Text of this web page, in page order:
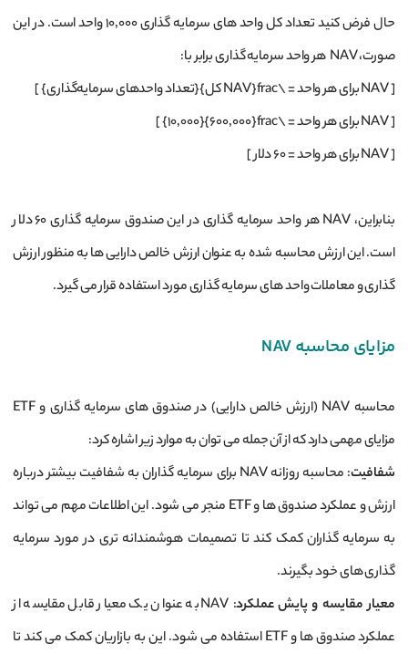
حال فرض کنید تعداد کل واحد های سرمایه ‌گذاری ۱۰٬۰۰۰ واحد است. در این
صورت، NAV هر واحد سرمایه ‌گذاری برابر با:
[ NAV برای هر واحد = \frac{NAV کل}{تعداد واحدهای سرمایه‌گذاری} ]
[ NAV برای هر واحد = \frac{۶۰۰٬۰۰۰}{۱۰٬۰۰۰} ]
[ NAV برای هر واحد = ۶۰ دلار ]
بنابراین، NAV هر واحد سرمایه ‌گذاری در این صندوق سرمایه‌ گذاری ۶۰ دلار
است. این ارزش محاسبه شده به عنوان ارزش خالص دارایی ‌ها به منظور ارزش‌
گذاری و معاملات واحد های سرمایه ‌گذاری مورد استفاده قرار می ‌گیرد.
مزایای محاسبه NAV
محاسبه NAV (ارزش خالص دارایی) در صندوق‌ های سرمایه‌ گذاری و ETF
مزایای مهمی دارد که از آن جمله می ‌توان به موارد زیر اشاره کرد:
شفافیت
: محاسبه روزانه NAV برای سرمایه ‌گذاران به شفافیت بیشتر درباره
ارزش و عملکرد صندوق ‌ها و ETF منجر می ‌شود. این اطلاعات مهم می ‌تواند
به سرمایه‌ گذاران کمک کند تا تصمیمات هوشمندانه‌ تری در مورد سرمایه
‌گذاری ‌های خود بگیرند.
معیار مقایسه و پایش عملکرد
: NAV به عنوان یک معیار قابل مقایسه از
عملکرد صندوق‌ ها و ETF استفاده می‌ شود. این به بازاریان کمک می‌ کند تا